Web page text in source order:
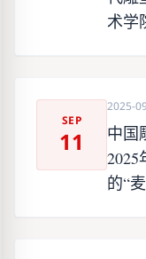
术学
SEP
11
2025-
中国
的“